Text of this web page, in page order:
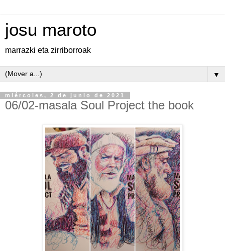
josu maroto
marrazki eta zirriborroak
▼
miércoles, 2 de junio de 2021
06/02-masala Soul Project the book